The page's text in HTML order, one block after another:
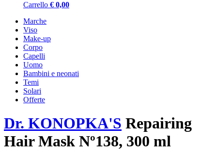
Carrello € 0,00
Marche
Viso
Make-up
Corpo
Capelli
Uomo
Bambini e neonati
Temi
Solari
Offerte
Dr. KONOPKA'S Repairing
Hair Mask Nº138, 300 ml